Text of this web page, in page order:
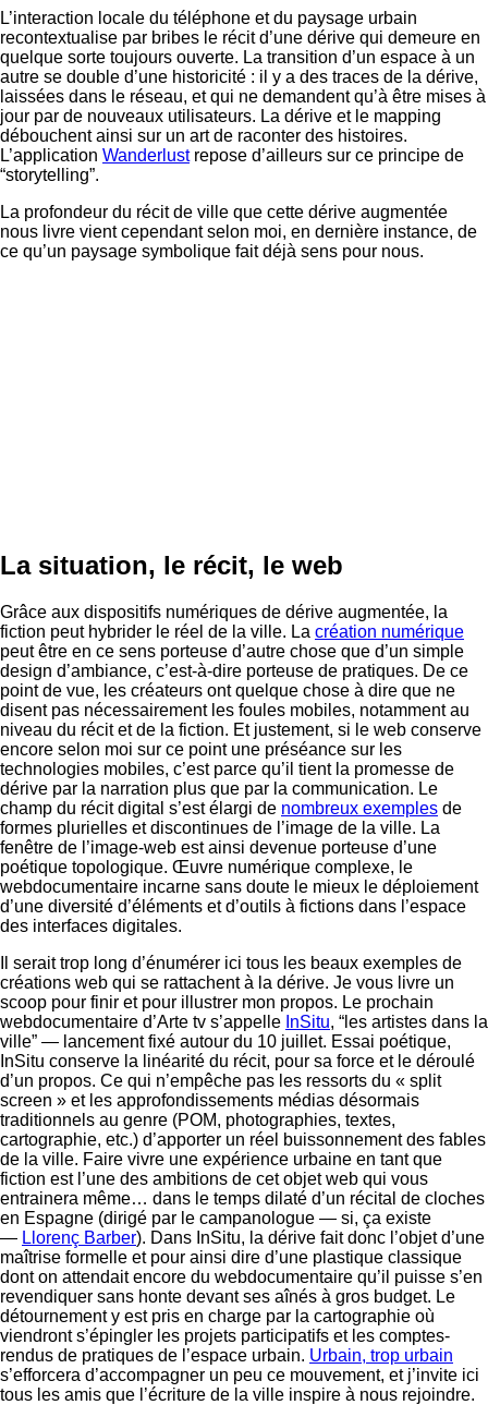
L’interaction locale du téléphone et du paysage urbain
recontextualise par bribes le récit d’une dérive qui demeure en
quelque sorte toujours ouverte. La transition d’un espace à un
autre se double d’une historicité : il y a des traces de la dérive,
laissées dans le réseau, et qui ne demandent qu’à être mises à
jour par de nouveaux utilisateurs. La dérive et le mapping
débouchent ainsi sur un art de raconter des histoires.
L’application Wanderlustrepose d’ailleurs sur ce principe de
“storytelling”.
La profondeur du récit de ville que cette dérive augmentée
nous livre vient cependant selon moi, en dernière instance, de
ce qu’un paysage symbolique fait déjà sens pour nous.
La situation, le récit, le web
Grâce aux dispositifs numériques de dérive augmentée, la
fiction peut hybrider le réel de la ville. La création numérique
peut être en ce sens porteuse d’autre chose que d’un simple
design d’ambiance, c’est-à-dire porteuse de pratiques. De ce
point de vue, les créateurs ont quelque chose à dire que ne
disent pas nécessairement les foules mobiles, notamment au
niveau du récit et de la fiction. Et justement, si le web conserve
encore selon moi sur ce point une préséance sur les
technologies mobiles, c’est parce qu’il tient la promesse de
dérive par la narration plus que par la communication. Le
champ du récit digital s’est élargi de nombreux exemples de
formes plurielles et discontinues de l’image de la ville. La
fenêtre de l’image-web est ainsi devenue porteuse d’une
poétique topologique. Œuvre numérique complexe, le
webdocumentaire incarne sans doute le mieux le déploiement
d’une diversité d’éléments et d’outils à fictions dans l’espace
des interfaces digitales.
Il serait trop long d’énumérer ici tous les beaux exemples de
créations web qui se rattachent à la dérive. Je vous livre un
scoop pour finir et pour illustrer mon propos. Le prochain
webdocumentaire d’Arte tv s’appelle InSitu, “les artistes dans la
ville” — lancement fixé autour du 10 juillet. Essai poétique,
InSitu conserve la linéarité du récit, pour sa force et le déroulé
d’un propos. Ce qui n’empêche pas les ressorts du « split
screen » et les approfondissements médias désormais
traditionnels au genre (POM, photographies, textes,
cartographie, etc.) d’apporter un réel buissonnement des fables
de la ville. Faire vivre une expérience urbaine en tant que
fiction est l’une des ambitions de cet objet web qui vous
entrainera même… dans le temps dilaté d’un récital de cloches
en Espagne (dirigé par le campanologue — si, ça existe
— Llorenç Barber). Dans InSitu, la dérive fait donc l’objet d’une
maîtrise formelle et pour ainsi dire d’une plastique classique
dont on attendait encore du webdocumentaire qu’il puisse s’en
revendiquer sans honte devant ses aînés à gros budget. Le
détournement y est pris en charge par la cartographie où
viendront s’épingler les projets participatifs et les comptes-
rendus de pratiques de l’espace urbain. Urbain, trop urbain
s’efforcera d’accompagner un peu ce mouvement, et j’invite ici
tous les amis que l’écriture de la ville inspire à nous rejoindre.